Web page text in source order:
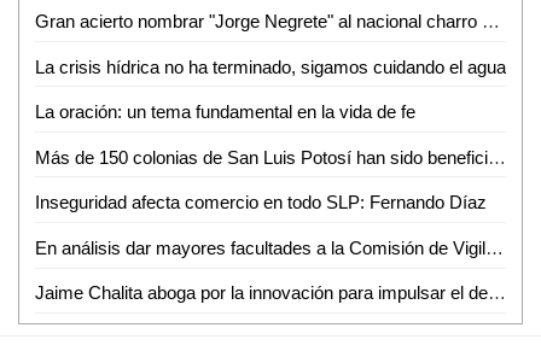
Gran acierto nombrar "Jorge Negrete" al nacional charro 2023
La crisis hídrica no ha terminado, sigamos cuidando el agua
La oración: un tema fundamental en la vida de fe
Más de 150 colonias de San Luis Potosí han sido beneficiadas por el Gobierno de la Capital en los 106 Domingos de Pilas
Inseguridad afecta comercio en todo SLP: Fernando Díaz
En análisis dar mayores facultades a la Comisión de Vigilancia de Cabildo para colaborar en transparencia y rendición de cuentas
Jaime Chalita aboga por la innovación para impulsar el desarrollo industrial en México